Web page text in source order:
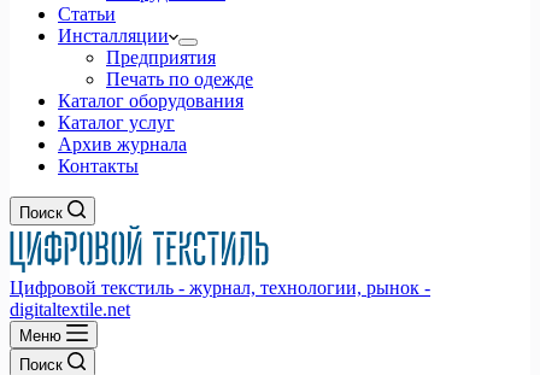
Статьи
Инсталляции
Предприятия
Печать по одежде
Каталог оборудования
Каталог услуг
Архив журнала
Контакты
Поиск
Цифровой текстиль - журнал, технологии, рынок -
digitaltextile.net
Меню
Поиск